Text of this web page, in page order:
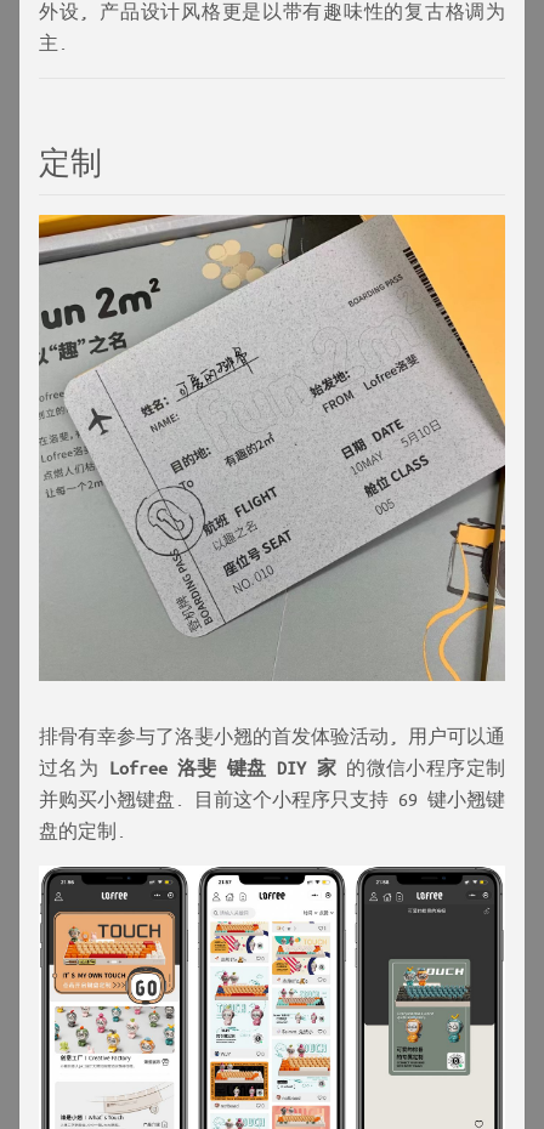
外设, 产品设计风格更是以带有趣味性的复古格调为
主.
定制
排骨有幸参与了洛斐小翘的首发体验活动, 用户可以通
过名为 Lofree 洛斐 键盘 DIY 家的微信小程序定制
并购买小翘键盘. 目前这个小程序只支持 69 键小翘键
盘的定制.